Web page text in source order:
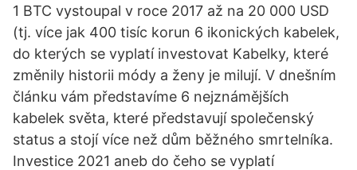
1 BTC vystoupal v roce 2017 až na 20 000 USD
(tj. více jak 400 tisíc korun 6 ikonických kabelek,
do kterých se vyplatí investovat Kabelky, které
změnily historii módy a ženy je milují. V dnešním
článku vám představíme 6 nejznámějších
kabelek světa, které představují společenský
status a stojí více než dům běžného smrtelníka.
Investice 2021 aneb do čeho se vyplatí